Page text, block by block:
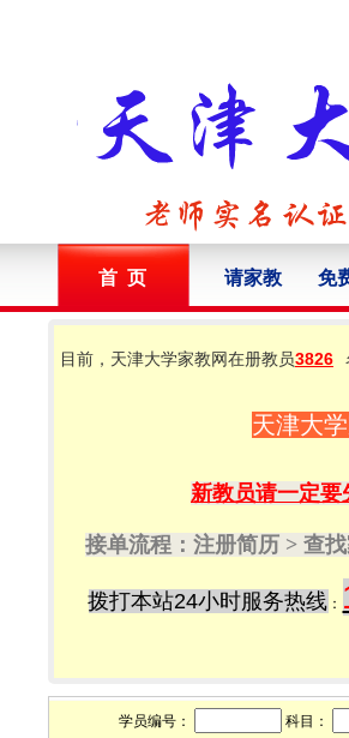
首 页 请家教 免
目前，天津大学家教网在册教员3826
天津大
新教员请一定要
接单流程：注册简历 > 查
拨打本站24小时服务热线 ：
学员编号： 科目：